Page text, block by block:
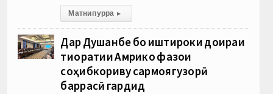
Матни пурра ▸
Дар Душанбе бо иштироки доираи
тиҷоратии Амрико фазои
соҳибкориву сармоягузорӣ
баррасӣ гардид